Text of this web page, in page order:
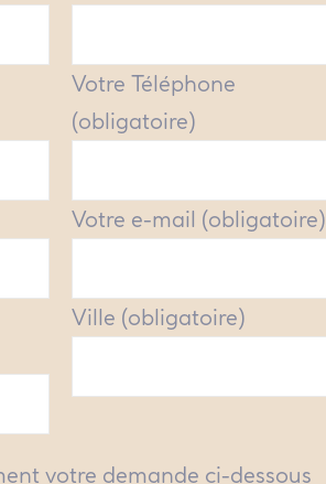
Votre Téléphone
(obligatoire)
Votre e-mail (obligatoire)
Ville (obligatoire)
votre demande ci-dessous